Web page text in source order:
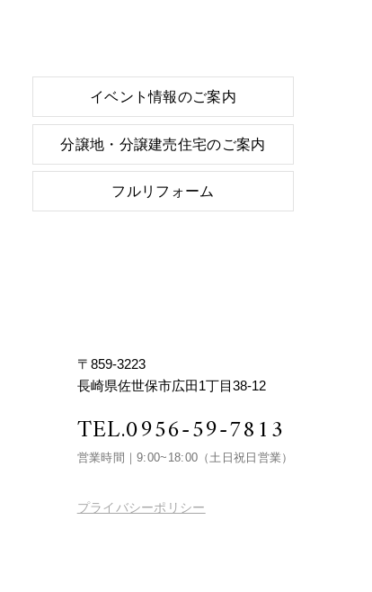
イベント情報のご案内
分譲地・分譲建売住宅のご案内
フルリフォーム
〒859-3223
長崎県佐世保市広田1丁目38-12
TEL.0956-59-7813
営業時間｜9:00~18:00 （土日祝日営業）
プライバシーポリシー